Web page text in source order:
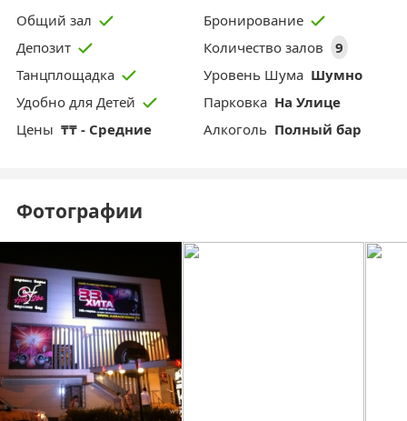
Общий зал
Бронирование
Депозит
Количество залов
9
Танцплощадка
Уровень Шума Шумно
Удобно для Детей
Парковка На Улице
Цены ₸₸ - Средние Aлкоголь Полный бар
Фотографии